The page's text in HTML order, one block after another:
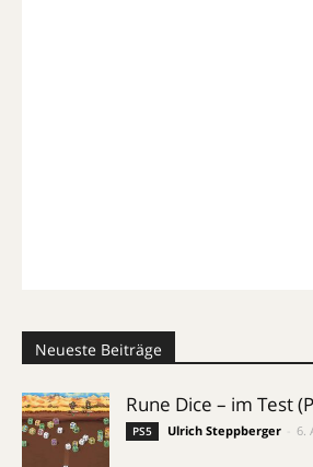
Neueste Beiträge
Rune Dice – im Test
PS5 Ulrich Steppberger 6.